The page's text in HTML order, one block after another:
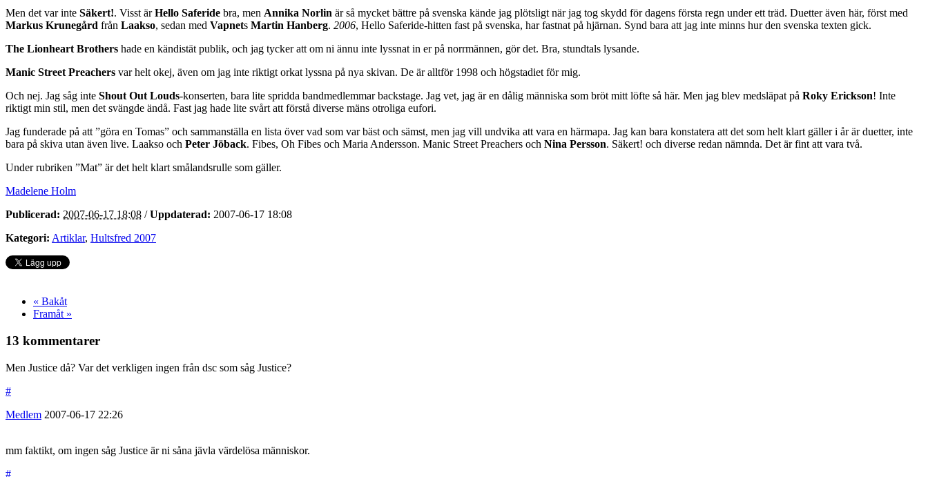
Men det var inte Säkert!. Visst ärHello Saferide bra, men Annika Norlin är så mycket bättre på svenska kände jag plötsligt när jag tog skydd för dagens första regn under ett träd. Duetter även här, först med
Markus Krunegård från Laakso, sedan med Vapnets Martin Hanberg. 2006, Hello Saferide-hitten fast på svenska, har fastnat på hjärnan. Synd bara att jag inte minns hur den svenska texten gick.
The Lionheart Brothers hade en kändistät publik, och jag tycker att om ni ännu inte lyssnat in er på norrmännen, gör det. Bra, stundtals lysande.
Manic Street Preachers var helt okej, även om jag inte riktigt orkat lyssna på nya skivan. De är alltför 1998 och högstadiet för mig.
Och nej. Jag såg inte Shout Out Louds-konserten, bara lite spridda bandmedlemmar backstage. Jag vet, jag är en dålig människa som bröt mitt löfte så här. Men jag blev medsläpat på Roky Erickson! Inte
riktigt min stil, men det svängde ändå. Fast jag hade lite svårt att förstå diverse mäns otroliga eufori.
Jag funderade på att ”göra en Tomas” och sammanställa en lista över vad som var bäst och sämst, men jag vill undvika att vara en härmapa. Jag kan bara konstatera att det som helt klart gäller i år är duetter, inte
bara på skiva utan även live. Laakso och Peter Jöback. Fibes, Oh Fibes och Maria Andersson. Manic Street Preachers och Nina Persson. Säkert! och diverse redan nämnda. Det är fint att vara två.
Under rubriken ”Mat” är det helt klart smålandsrulle som gäller.
Madelene Holm
Publicerad: 2007-06-17 18:08 /Uppdaterad: 2007-06-17 18:08
Kategori: Artiklar, Hultsfred 2007
« Bakåt
Framåt »
13 kommentarer
Men Justice då? Var det verkligen ingen från dsc som såg Justice?
#
Medlem 2007-06-17 22:26
mm faktikt, om ingen såg Justice är ni såna jävla värdelösa människor.
#